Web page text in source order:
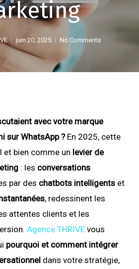
juin 20, 2025 No Comments
avec votre marque
sur WhatsApp ? En 2025, cette
et bien comme un levier de
: les conversations
par des chatbots intelligentset
, redessinent les
attentes clients et les
Agence THRIVEvous
pourquoi et comment intégrer
dans votre stratégie,